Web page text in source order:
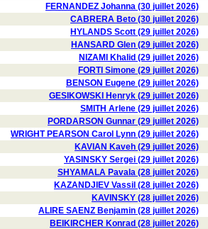
FERNANDEZ Johanna (30 juillet 2026)
CABRERA Beto (30 juillet 2026)
HYLANDS Scott (29 juillet 2026)
HANSARD Glen (29 juillet 2026)
NIZAMI Khalid (29 juillet 2026)
FORTI Simone (29 juillet 2026)
BENSON Eugene (29 juillet 2026)
GESIKOWSKI Henryk (29 juillet 2026)
SMITH Arlene (29 juillet 2026)
PORDARSON Gunnar (29 juillet 2026)
WRIGHT PEARSON Carol Lynn (29 juillet 2026)
KAVIAN Kaveh (29 juillet 2026)
YASINSKY Sergei (29 juillet 2026)
SHYAMALA Pavala (28 juillet 2026)
KAZANDJIEV Vassil (28 juillet 2026)
KAVINSKY (28 juillet 2026)
ALIRE SAENZ Benjamin (28 juillet 2026)
BEIKIRCHER Konrad (28 juillet 2026)